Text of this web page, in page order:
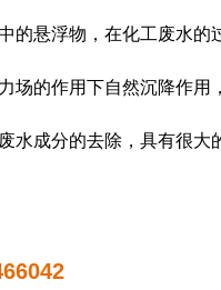
的悬浮物，在化工废水的
的作用下自然沉降作用
成分的去除，具有很大